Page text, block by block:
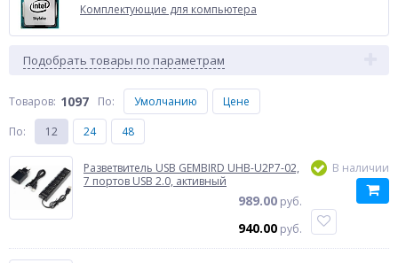
Комплектующие для компьютера
Подобрать товары по параметрам
Товаров: 1097 По: Умолчанию
Цене
По: 12 24 48
Разветвитель USB GEMBIRD UHB-U2P7-02,
7 портов USB 2.0, активный
989.00 руб.
940.00 руб.
В наличии